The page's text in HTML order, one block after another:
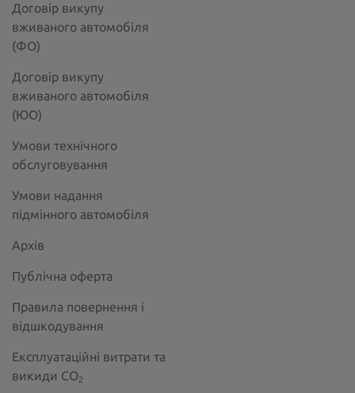
Договір викупу
вживаного автомобіля
(ФО)
Договір викупу
вживаного автомобіля
(ЮО)
Умови технічного
обслуговування
Умови надання
підмінного автомобіля
Архів
Публічна оферта
Правила повернення і
відшкодування
Експлуатаційні витрати та
викиди СО2